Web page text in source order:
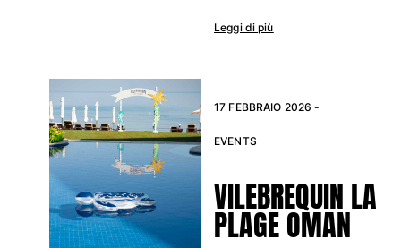
Leggi di più
17 FEBBRAIO 2026 -
EVENTS
VILEBREQUIN LA
PLAGE OMAN